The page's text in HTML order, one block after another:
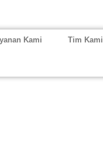
Kami Tim Kami